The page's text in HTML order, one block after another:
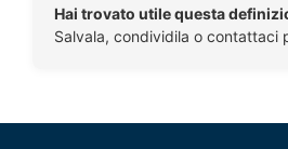
Hai trovato utile questa
Salvala, condividila o contattaci